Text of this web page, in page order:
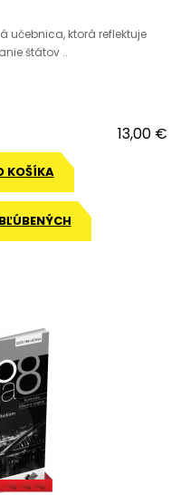
učebnica, ktorá reflektuje
štátov ..
13,00 €
KOŠÍKA